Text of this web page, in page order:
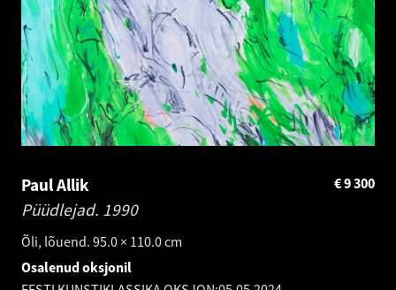
Paul Allik
Püüdlejad. 1990
Õli, lõuend. 95.0 × 110.0 cm
9 300
€
Osalenud oksjonil